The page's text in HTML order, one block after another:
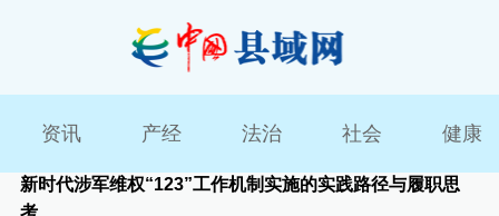
资讯 产经 法治 社会 健康
新时代涉军维权“123”工作机制实施的实践路径与履职思
考